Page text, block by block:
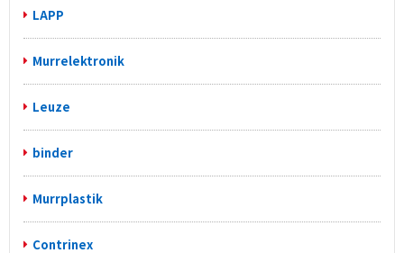
LAPP
Murrelektronik
Leuze
binder
Murrplastik
Contrinex